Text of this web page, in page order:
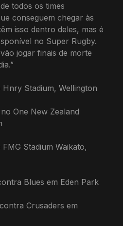
todos os times
conseguem chegar às
isso dentro deles, mas é
no Super Rugby.
jogar finais de morte
Stadium, Wellington
One New Zealand
Stadium Waikato,
Blues em Eden Park
Crusaders em